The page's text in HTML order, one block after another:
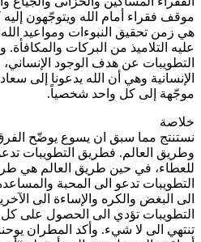
موقف فقراء أمام الله ويتوجّهون
هي زمن تحقيق النبوءات ومواعيد
عليه التلاميذ من البركات
التطويبات عن هدف الوجود
الإنسانية وهي أن الله يدعونا إلى
موجّهة إلى كل واحد شخصياً.
خلاصة
نستنتج مما سبق ان يسوع يوضّح
وطريق العالم. فطريق التطويبات
للعطاء، في حين طريق العالم هي
التطويبات تدعو الى المحبة
الى البغض والكره والإساءة الى
التطويبات تؤدي الى الحصول على
تنتهي الى لا شيء. وأكد المطران